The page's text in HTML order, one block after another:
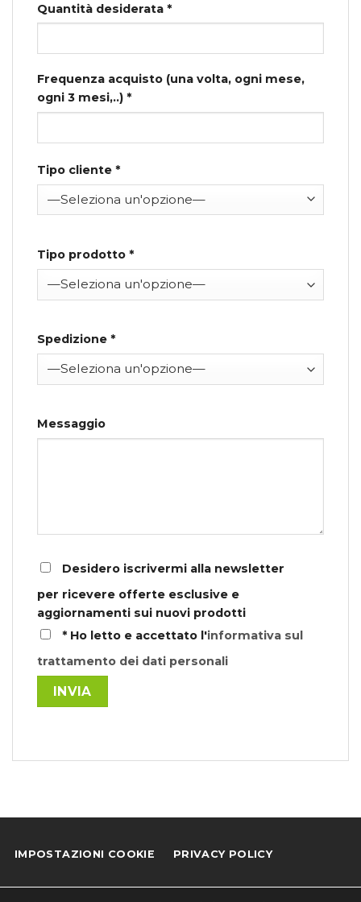
Quantità desiderata *
Frequenza acquisto (una volta, ogni mese,
ogni 3 mesi,..) *
Tipo cliente *
Tipo prodotto *
Spedizione *
Messaggio
Desidero iscrivermi alla newsletter
per ricevere offerte esclusive e
aggiornamenti sui nuovi prodotti
* Ho letto e accettato l'informativa sul
trattamento dei dati personali
IMPOSTAZIONI COOKIE PRIVACY POLICY
COOKIE POLICY NEWSLETTER AIUTI DI STATO